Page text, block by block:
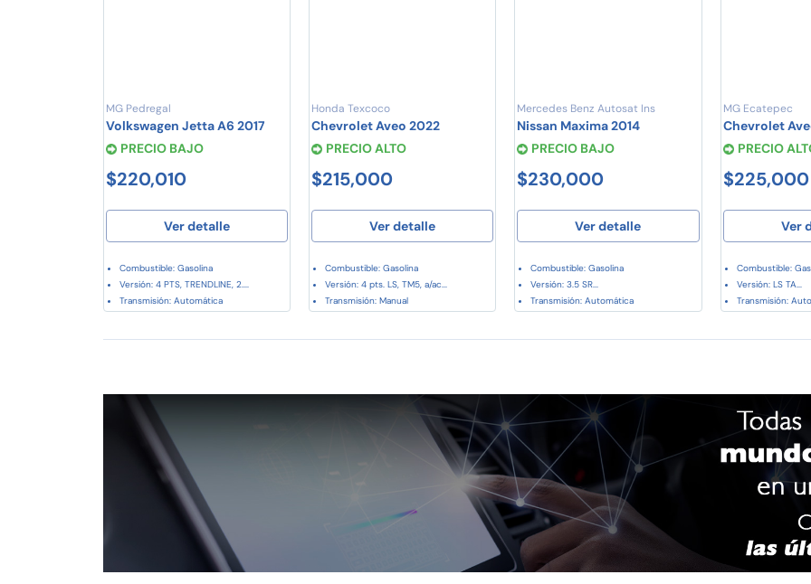
MG Pedregal
Volkswagen Jetta A6 2017
PRECIO BAJO
$220,010
Ver detalle
Combustible: Gasolina
Versión: 4 PTS, TRENDLINE, 2....
Transmisión: Automática
Honda Texcoco
Chevrolet Aveo 2022
PRECIO ALTO
$215,000
Ver detalle
Combustible: Gasolina
Versión: 4 pts. LS, TM5, a/ac...
Transmisión: Manual
Mercedes Benz Autosat Ins
Nissan Maxima 2014
PRECIO BAJO
$230,000
Ver detalle
Combustible: Gasolina
Versión: 3.5 SR...
Transmisión: Automática
MG Ecatepec
Chevrolet
PRECIO
$225,000
Ver
Combustible:
Versión: LS TA...
Transmisión: